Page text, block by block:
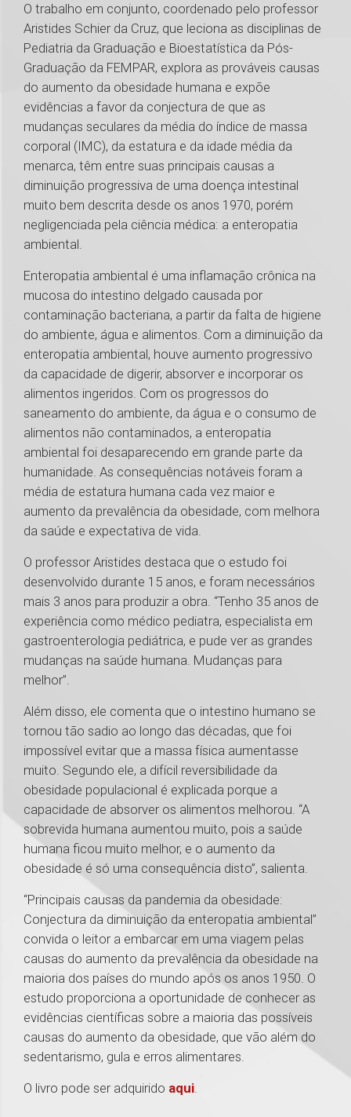
O trabalho em conjunto, coordenado pelo professor
Aristides Schier da Cruz, que leciona as disciplinas de
Pediatria da Graduação e Bioestatística da Pós-
Graduação da FEMPAR, explora as prováveis causas
do aumento da obesidade humana e expõe
evidências a favor da conjectura de que as
mudanças seculares da média do índice de massa
corporal (IMC), da estatura e da idade média da
menarca, têm entre suas principais causas a
diminuição progressiva de uma doença intestinal
muito bem descrita desde os anos 1970, porém
negligenciada pela ciência médica: a enteropatia
ambiental.
Enteropatia ambiental é uma inflamação crônica na
mucosa do intestino delgado causada por
contaminação bacteriana, a partir da falta de higiene
do ambiente, água e alimentos. Com a diminuição da
enteropatia ambiental, houve aumento progressivo
da capacidade de digerir, absorver e incorporar os
alimentos ingeridos. Com os progressos do
saneamento do ambiente, da água e o consumo de
alimentos não contaminados, a enteropatia
ambiental foi desaparecendo em grande parte da
humanidade. As consequências notáveis foram a
média de estatura humana cada vez maior e
aumento da prevalência da obesidade, com melhora
da saúde e expectativa de vida.
O professor Aristides destaca que o estudo foi
desenvolvido durante 15 anos, e foram necessários
mais 3 anos para produzir a obra. “Tenho 35 anos de
experiência como médico pediatra, especialista em
gastroenterologia pediátrica, e pude ver as grandes
mudanças na saúde humana. Mudanças para
melhor”.
Além disso, ele comenta que o intestino humano se
tornou tão sadio ao longo das décadas, que foi
impossível evitar que a massa física aumentasse
muito. Segundo ele, a difícil reversibilidade da
obesidade populacional é explicada porque a
capacidade de absorver os alimentos melhorou. “A
sobrevida humana aumentou muito, pois a saúde
humana ficou muito melhor, e o aumento da
obesidade é só uma consequência disto”, salienta.
“Principais causas da pandemia da obesidade:
Conjectura da diminuição da enteropatia ambiental”
convida o leitor a embarcar em uma viagem pelas
causas do aumento da prevalência da obesidade na
maioria dos países do mundo após os anos 1950. O
estudo proporciona a oportunidade de conhecer as
evidências científicas sobre a maioria das possíveis
causas do aumento da obesidade, que vão além do
sedentarismo, gula e erros alimentares.
O livro pode ser adquirido aqui.
1